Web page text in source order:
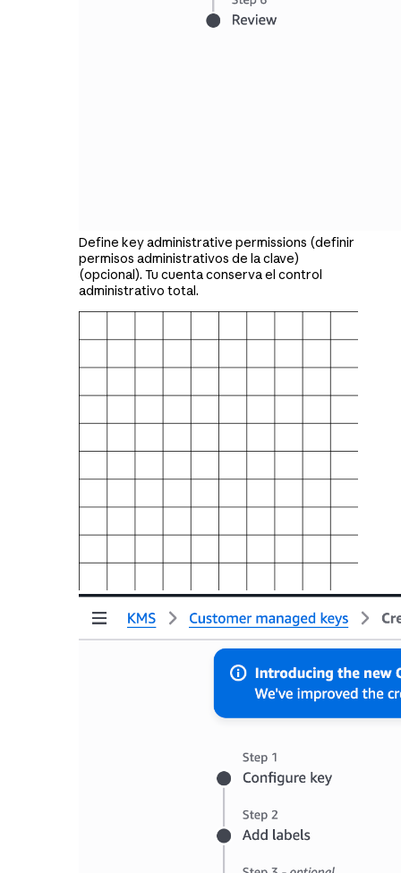
Define key administrative permissions (definir
permisos administrativos de la clave)
(opcional). Tu cuenta conserva el control
administrativo total.